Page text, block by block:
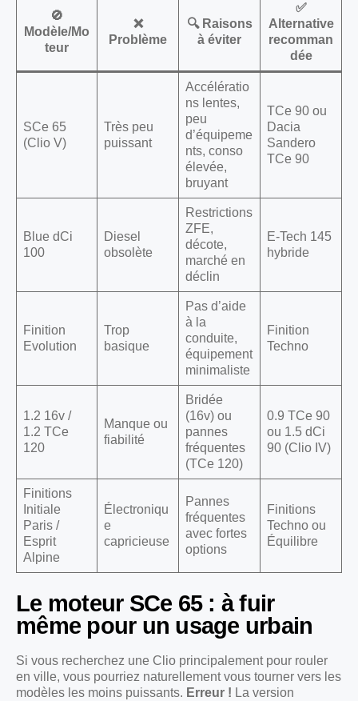
🚫
Modèle/Mo
teur
❌
Problème
🔍 Raisons
à éviter
✅
Alternative
recomman
dée
SCe 65
(Clio V)
Très peu
puissant
Accélératio
ns lentes,
peu
d’équipeme
nts, conso
élevée,
bruyant
TCe 90 ou
Dacia
Sandero
TCe 90
Blue dCi
100
Diesel
obsolète
Restrictions
ZFE,
décote,
marché en
déclin
E-Tech 145
hybride
Finition
Evolution
Trop
basique
Pas d’aide
à la
conduite,
équipement
minimaliste
Finition
Techno
1.2 16v /
1.2 TCe
120
Manque ou
fiabilité
Bridée
(16v) ou
pannes
fréquentes
(TCe 120)
0.9 TCe 90
ou 1.5 dCi
90 (Clio IV)
Finitions
Initiale
Paris /
Esprit
Alpine
Électroniqu
e
capricieuse
Pannes
fréquentes
avec fortes
options
Finitions
Techno ou
Équilibre
Le moteur SCe 65 : à fuir
même pour un usage urbain
Si vous recherchez une Clio principalement pour rouler
en ville, vous pourriez naturellement vous tourner vers les
modèles les moins puissants. Erreur ! La version